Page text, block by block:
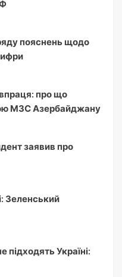
пояснень щодо
про що
МЗС Азербайджану
заявив про
Зеленський
підходять Україні: